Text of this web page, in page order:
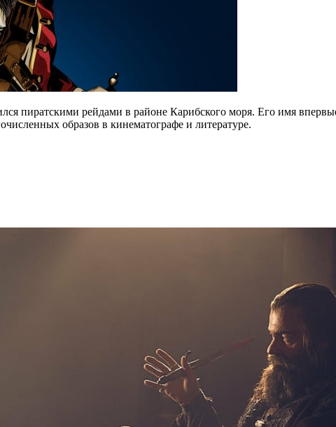
пиратскими рейдами в районе Карибского моря. Его имя
образов в кинематографе и литературе.